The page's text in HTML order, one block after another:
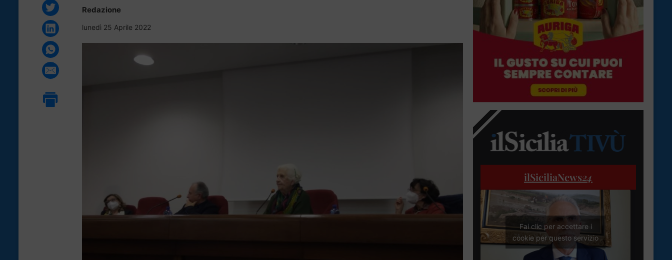
Redazione
lunedì 25 Aprile 2022
ilSiciliaNews24
Fai clic per accettare i
cookie per questo servizio